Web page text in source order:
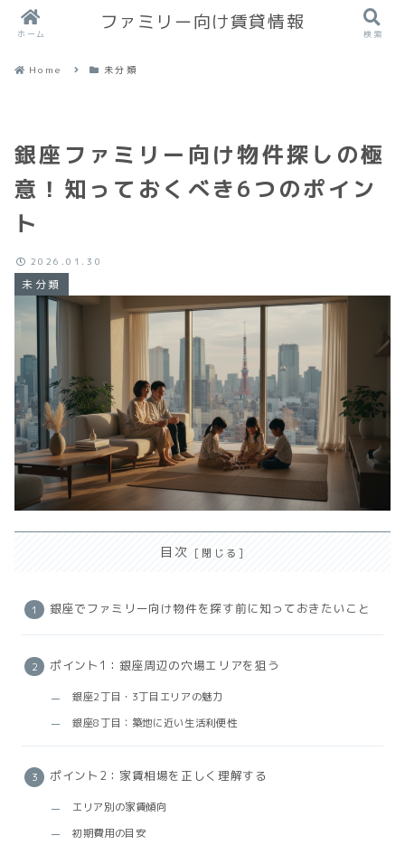
Home 未分類
銀座ファミリー向け物件探しの極
意！知っておくべき6つのポイン
ト
未分類
2026.01.30
目次
銀座でファミリー向け物件を探す前に知っておきたいこと
ポイント1：銀座周辺の穴場エリアを狙う
銀座2丁目・3丁目エリアの魅力
銀座8丁目：築地に近い生活利便性
ポイント2：家賃相場を正しく理解する
エリア別の家賃傾向
初期費用の目安
ホーム
ファミリー向け賃貸情報
検索